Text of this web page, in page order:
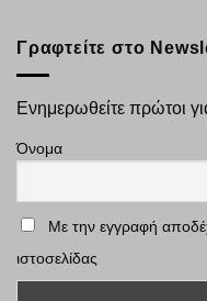
Γραφτείτε στο
Ενημερωθείτε πρώτοι
Όνομα
Με την εγγραφή
ιστοσελίδας